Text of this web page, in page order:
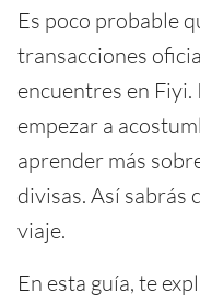
Es poco probable
transacciones
encuentres en
empezar a
aprender más
divisas. Así sabrás
viaje.
En esta guía, te